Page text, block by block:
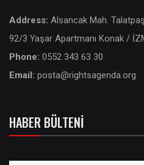
Address: Alsancak Mah.
92/3 Yaşar Apartmanı Konak /
Phone: 0552 343 63 30
Email: posta@rightsagenda.org
HABER BÜLTENI